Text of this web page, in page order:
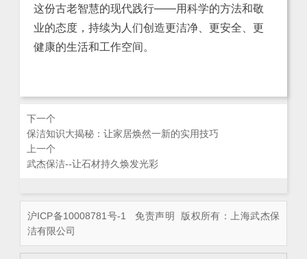
这份古老智慧的现代践行——用科学的方法和敬
业的态度，持续为人们创造更洁净、更安全、更
健康的生活和工作空间。
下一个
保洁知识大揭秘：让家居焕然一新的实用技巧
上一个
武杰保洁--让石材持久焕发光彩
沪ICP备10008781号-1 免责声明
版权所有：上海武杰保
洁有限公司